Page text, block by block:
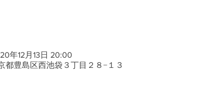
年12月13日 20:00
豊島区西池袋３丁目２８−１３